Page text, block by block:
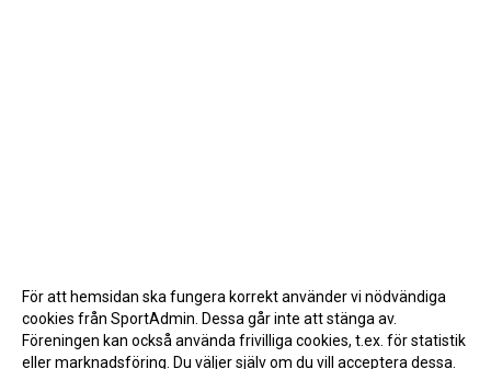
För att hemsidan ska fungera korrekt använder vi nödvändiga
cookies från SportAdmin. Dessa går inte att stänga av.
Föreningen kan också använda frivilliga cookies, t.ex. för statistik
eller marknadsföring. Du väljer själv om du vill acceptera dessa.